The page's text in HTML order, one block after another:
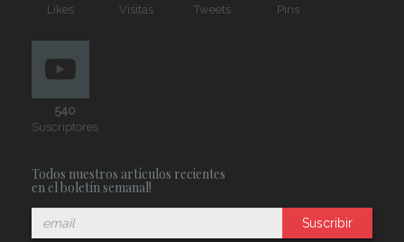
Likes
Visitas
Tweets
Pins
540
Suscriptores
Todos nuestros artículos recientes
en el boletín semanal!
Suscribir